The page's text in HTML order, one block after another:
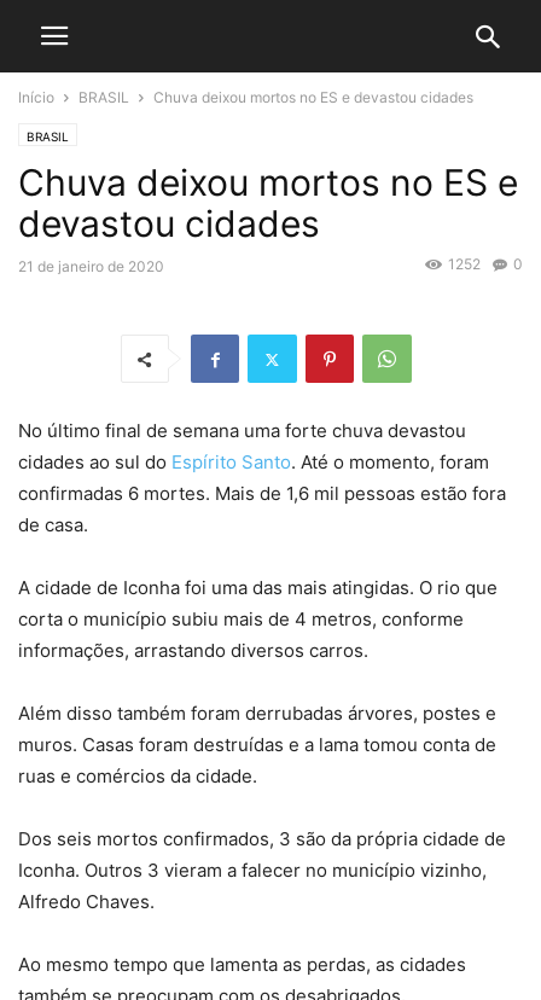
Início BRASIL Chuva deixou mortos no ES e devastou cidades
BRASIL
Chuva deixou mortos no ES e
devastou cidades
21 de janeiro de 2020 0
1252
No último final de semana uma forte chuva devastou
cidades ao sul do Espírito Santo. Até o momento, foram
confirmadas 6 mortes. Mais de 1,6 mil pessoas estão fora
de casa.
A cidade de Iconha foi uma das mais atingidas. O rio que
corta o município subiu mais de 4 metros, conforme
informações, arrastando diversos carros.
Além disso também foram derrubadas árvores, postes e
muros. Casas foram destruídas e a lama tomou conta de
ruas e comércios da cidade.
Dos seis mortos confirmados, 3 são da própria cidade de
Iconha. Outros 3 vieram a falecer no município vizinho,
Alfredo Chaves.
Ao mesmo tempo que lamenta as perdas, as cidades